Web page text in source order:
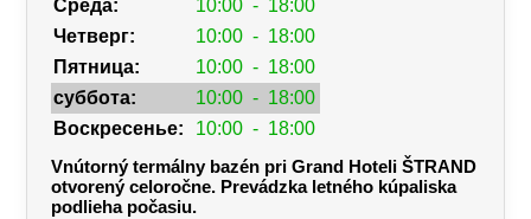
Среда:
10:00 - 18:00
Четверг:
10:00 - 18:00
Пятница:
10:00 - 18:00
суббота:
10:00 - 18:00
Воскресенье:
10:00 - 18:00
Vnútorný termálny bazén pri Grand Hoteli ŠTRAND
otvorený celoročne. Prevádzka letného kúpaliska
podlieha počasiu.